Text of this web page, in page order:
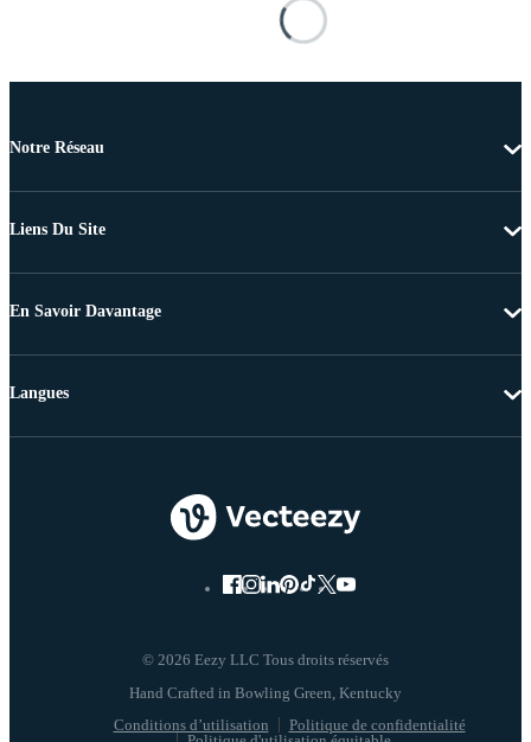
Notre Réseau
Liens Du Site
En Savoir Davantage
© 2026 Eezy LLC Tous droits réservés
Conditions d’utilisation
Politique de confidentialité
Langues